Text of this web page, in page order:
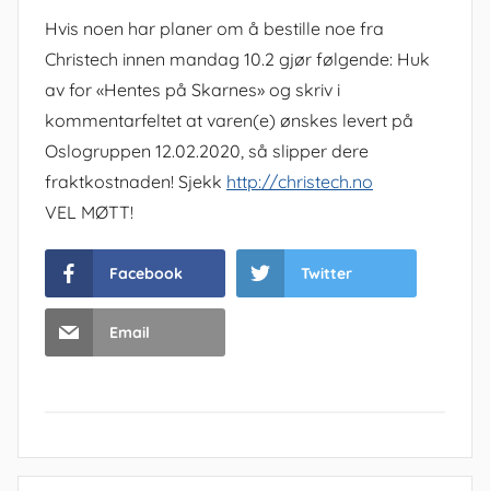
Hvis noen har planer om å bestille noe fra
Christech innen mandag 10.2 gjør følgende: Huk
av for «Hentes på Skarnes» og skriv i
kommentarfeltet at varen(e) ønskes levert på
Oslogruppen 12.02.2020, så slipper dere
fraktkostnaden! Sjekk http://christech.no
VEL MØTT!
Facebook Twitter
Email